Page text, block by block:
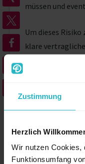
Zustimmung
Herzlich
Wir nutzen Cookies,
Funktionsumfang
müssen und
Um dieses
klare
Dazu gehört,
nicht in die
eine sorgfältige